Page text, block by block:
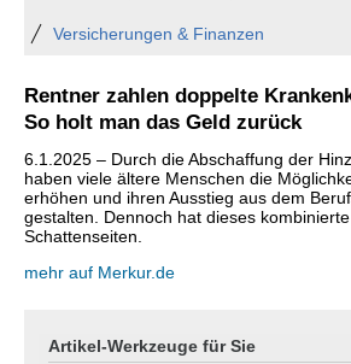
Versicherungen & Finanzen
Rentner zahlen doppelte
So holt man das Geld zurück
6.1.2025 – Durch die Abschaffung der
haben viele ältere Menschen die
erhöhen und ihren Ausstieg aus dem
gestalten. Dennoch hat dieses
Schattenseiten.
mehr auf Merkur.de
Artikel-Werkzeuge für Sie